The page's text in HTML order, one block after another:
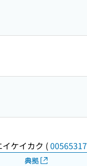
ケイカク (00565317
典拠